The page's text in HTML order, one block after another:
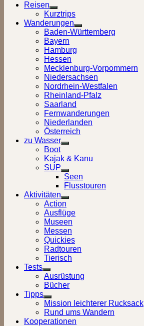
Reisen
Show
sub
menu
Kurztrips
Wanderungen
Show
sub
Baden-Württemberg
Bayern
Hamburg
Hessen
Mecklenburg-Vorpommern
Niedersachsen
Nordrhein-Westfalen
Rheinland-Pfalz
Saarland
Fernwanderungen
Niederlanden
Österreich
zu Wasser
Show
sub
menu
Boot
Kajak & Kanu
SUP
Show
sub
menu
Seen
Flusstouren
Aktivitäten
Show
sub
menu
Action
Ausflüge
Museen
Messen
Quickies
Radtouren
Tierisch
Tests
Show
sub
menu
Ausrüstung
Bücher
Tipps
Show
sub
menu
Mission leichterer Rucksack
Rund ums Wandern
Kooperationen